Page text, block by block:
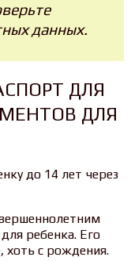
данных.
ДЛЯ
ДЛЯ
ребенка. Его
с рождения.